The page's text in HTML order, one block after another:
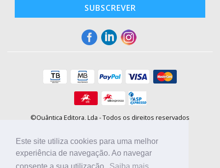
Este site utiliza cookies para uma melhor
experiência de navegação. Ao navegar
SUBSCREVER
©Quântica Editora, Lda - Todos os direitos reservados
E-mail: info@booki.pt
Tel.: +351 220 104 872(custo de chamada para a rede fixa